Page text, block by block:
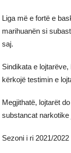
Liga më e fortë e
marihuanën si
saj.
Sindikata e
kërkojë testimin e
Megjithatë, lojtarët
substancat narkotike
Sezoni i ri 2021/